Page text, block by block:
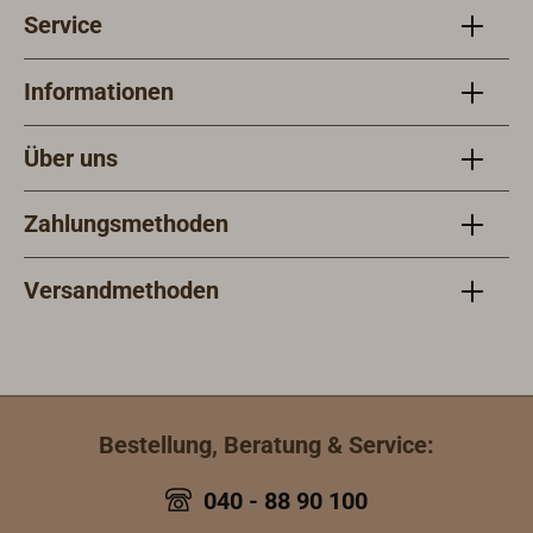
Service
Informationen
Über uns
Zahlungsmethoden
Versandmethoden
Bestellung, Beratung & Service:
040 - 88 90 100